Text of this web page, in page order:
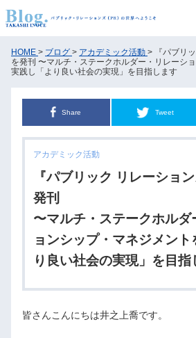
ブログ
パブリック・リレーションズとは
アカデミック活動
井之上PRグループ
お問合せ
HOME > ブログ > アカデミック活動 > 『パブリ
を発刊 〜マルチ・ステークホルダー・リレーシ
実践し「より良い社会の実現」を目指します
Share Tweet
アカデミック活動
『パブリック リレーショ
発刊
〜マルチ・ステークホルダ
ョンシップ・マネジメント
り良い社会の実現」を目指
皆さんこんにちは井之上喬です。